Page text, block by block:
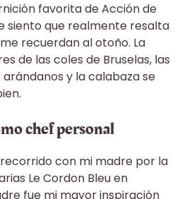
favorita de Acción de
siento que realmente resalta
recuerdan al otoño. La
de las coles de Bruselas, las
y la calabaza se
chef personal
recorrido con mi madre por la
Le Cordon Bleu en
fue mi mayor inspiración